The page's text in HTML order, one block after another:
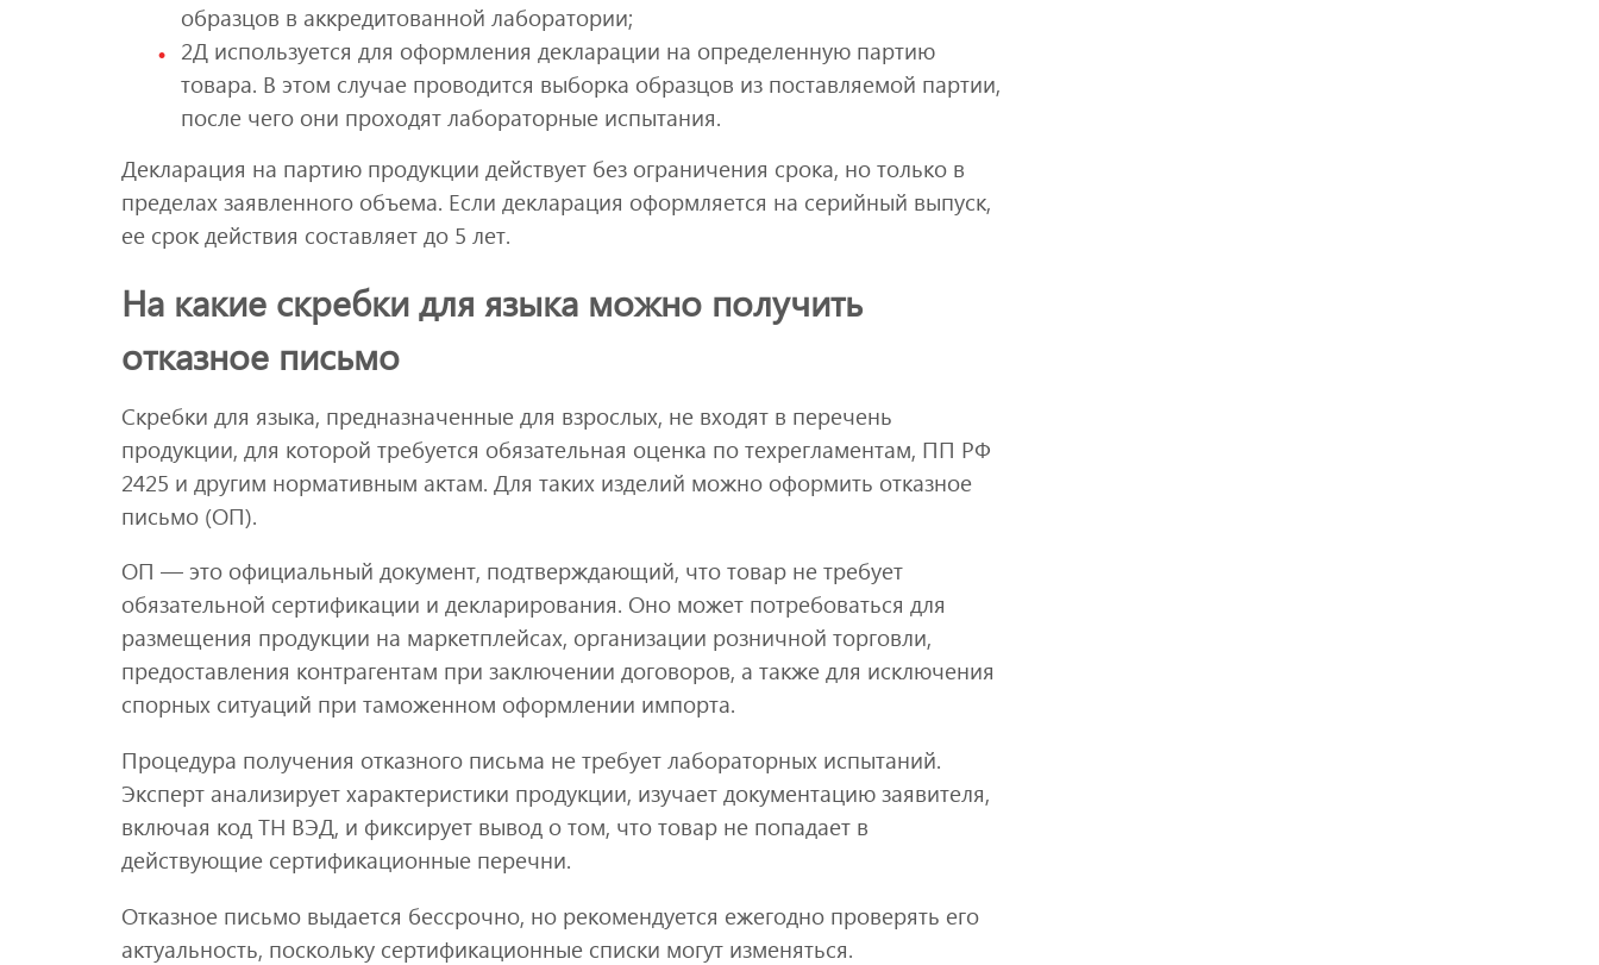
образцов в аккредитованной лаборатории;
2Д используется для оформления декларации на определенную партию
товара. В этом случае проводится выборка образцов из поставляемой партии,
после чего они проходят лабораторные испытания.
Декларация на партию продукции действует без ограничения срока, но только в
пределах заявленного объема. Если декларация оформляется на серийный выпуск,
ее срок действия составляет до 5 лет.
На какие скребки для языка можно получить
отказное письмо
Скребки для языка, предназначенные для взрослых, не входят в перечень
продукции, для которой требуется обязательная оценка по техрегламентам, ПП РФ
2425 и другим нормативным актам. Для таких изделий можно оформить отказное
письмо (ОП).
ОП — это официальный документ, подтверждающий, что товар не требует
обязательной сертификации и декларирования. Оно может потребоваться для
размещения продукции на маркетплейсах, организации розничной торговли,
предоставления контрагентам при заключении договоров, а также для исключения
спорных ситуаций при таможенном оформлении импорта.
Процедура получения отказного письма не требует лабораторных испытаний.
Эксперт анализирует характеристики продукции, изучает документацию заявителя,
включая код ТН ВЭД, и фиксирует вывод о том, что товар не попадает в
действующие сертификационные перечни.
Отказное письмо выдается бессрочно, но рекомендуется ежегодно проверять его
актуальность, поскольку сертификационные списки могут изменяться.